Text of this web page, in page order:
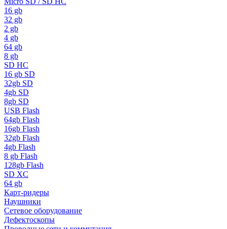
16 gb
32 gb
2 gb
4 gb
64 gb
8 gb
SD HC
16 gb SD
32gb SD
4gb SD
8gb SD
USB Flash
64gb Flash
16gb Flash
32gb Flash
4gb Flash
8 gb Flash
128gb Flash
SD XC
64 gb
Карт-ридеры
Наушники
Сетевое оборудование
Дефектоскопы